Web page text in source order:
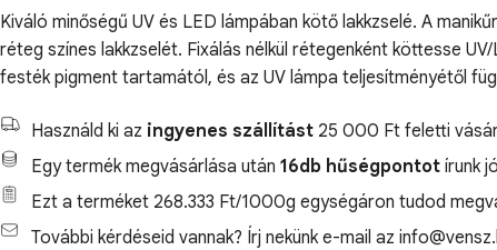
Kiváló minőségű UV és LED lámpában kötő lakkzselé. A
réteg színes lakkzselét. Fixálás nélkül rétegenként köttesse
festék pigment tartamától, és az UV lámpa teljesítményétől
Használd ki az ingyenes szállítást 25 000 Ft feletti
Egy termék megvásárlása után 16db hűségpontot írunk
Ezt a terméket 268.333 Ft/1000g egységáron tudod
További kérdéseid vannak? Írj nekünk e-mail az